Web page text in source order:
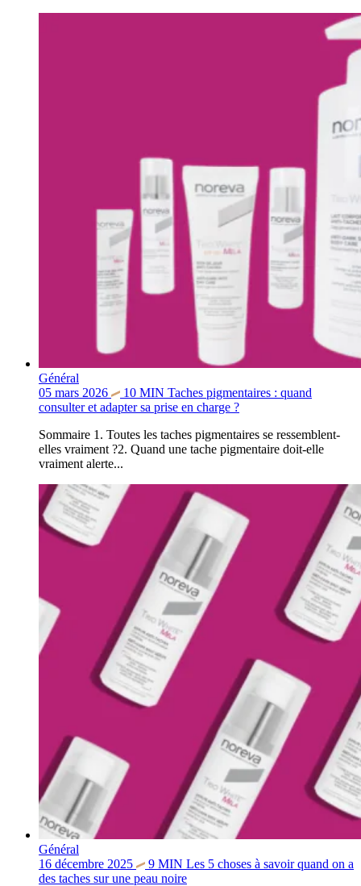
Général
05 mars 2026
10 MIN Taches pigmentaires : quand
consulter et adapter sa prise en charge ?
Sommaire 1. Toutes les taches pigmentaires se ressemblent-
elles vraiment ?2. Quand une tache pigmentaire doit-elle
vraiment alerte...
Général
16 décembre 2025
9 MIN Les 5 choses à savoir quand on a
des taches sur une peau noire